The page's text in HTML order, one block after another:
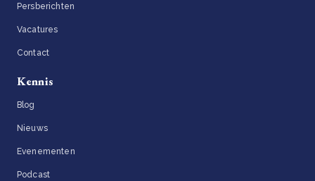
Persberichten
Vacatures
Contact
Kennis
Blog
Nieuws
Evenementen
Podcast